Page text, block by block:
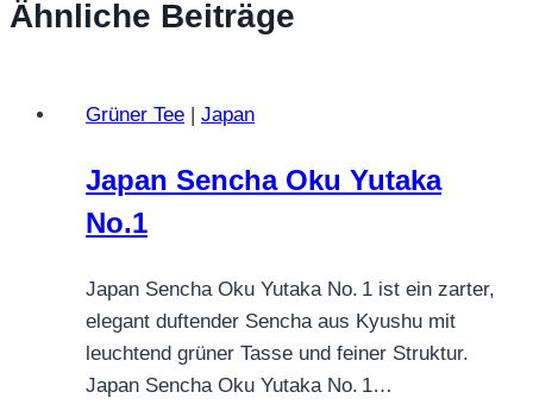
Ähnliche Beiträge
Grüner Tee | Japan
Japan Sencha Oku Yutaka
No.1
Japan Sencha Oku Yutaka No. 1 ist ein zarter,
elegant duftender Sencha aus Kyushu mit
leuchtend grüner Tasse und feiner Struktur.
Japan Sencha Oku Yutaka No. 1…